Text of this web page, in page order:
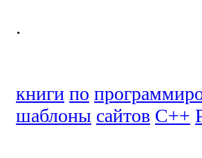
.
книги по
шаблоны сайтов C++